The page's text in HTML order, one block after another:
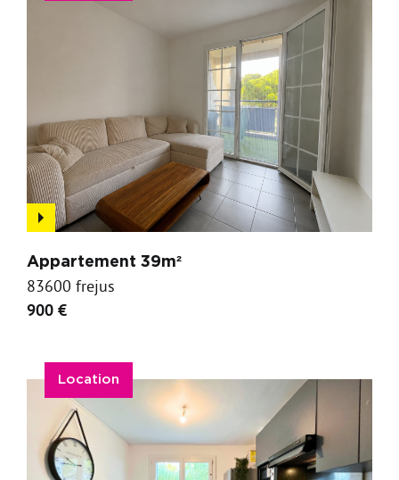
Appartement 39m²
83600 frejus
900 €
Location